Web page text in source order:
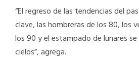
“El regreso de las tendencias del
clave, las hombreras de los 80, los
los 90 y el estampado de lunares
cielos”, agrega.